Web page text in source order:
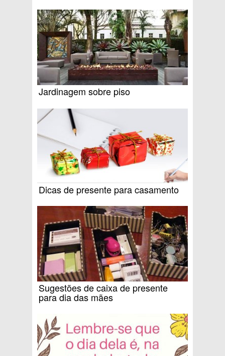
Jardinagem sobre piso
Dicas de presente para casamento
Sugestões de caixa de presente
para dia das mães